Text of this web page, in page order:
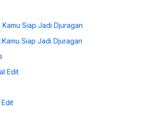
Siap Jadi Djuragan
Siap Jadi Djuragan
Edit